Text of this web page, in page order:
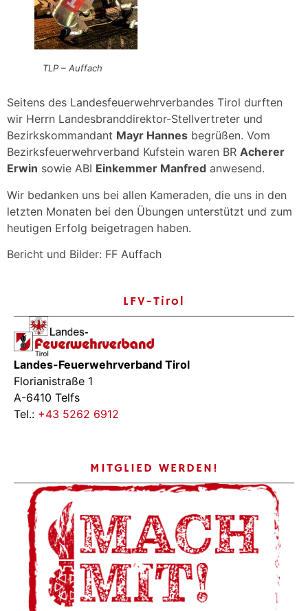
TLP – Auffach
Seitens des Landesfeuerwehrverbandes Tirol durften
wir Herrn Landesbranddirektor-Stellvertreter und
Bezirkskommandant Mayr Hannes begrüßen. Vom
Bezirksfeuerwehrverband Kufstein waren BR Acherer
Erwin sowie ABI Einkemmer Manfred anwesend.
Wir bedanken uns bei allen Kameraden, die uns in den
letzten Monaten bei den Übungen unterstützt und zum
heutigen Erfolg beigetragen haben.
Bericht und Bilder: FF Auffach
LFV-Tirol
Landes-Feuerwehrverband Tirol
Florianistraße 1
A-6410 Telfs
Tel.: +43 5262 6912
MITGLIED WERDEN!